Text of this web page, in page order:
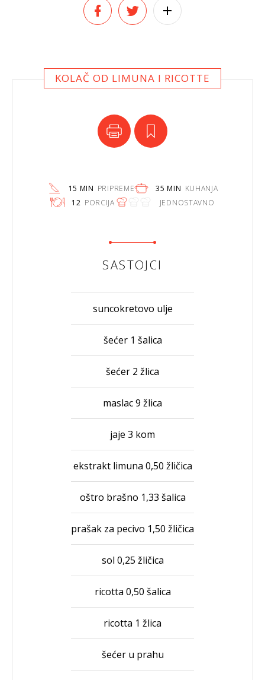
KOLAČ OD LIMUNA I RICOTTE
15 MIN PRIPREME 35 MIN KUHANJA
12 PORCIJA JEDNOSTAVNO
SASTOJCI
suncokretovo ulje
šećer 1 šalica
šećer 2 žlica
maslac 9 žlica
jaje 3 kom
ekstrakt limuna 0,50 žličica
oštro brašno 1,33 šalica
prašak za pecivo 1,50 žličica
sol 0,25 žličica
ricotta 0,50 šalica
ricotta 1 žlica
šećer u prahu